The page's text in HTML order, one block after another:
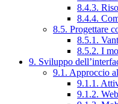
8.4.3.
8.4.4.
8.5. Progettare
8.5.1.
8.5.2. I
9. Sviluppo
9.1. Approccio
9.1.1.
9.1.2.